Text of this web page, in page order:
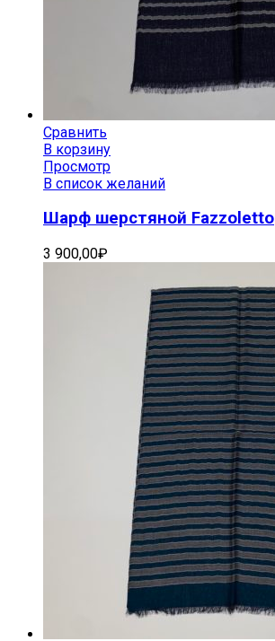
Сравнить
В корзину
Просмотр
В список желаний
Шарф шерстяной Fazzoletto
3 900,00₽